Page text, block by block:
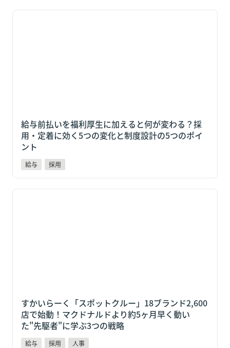
給与前払いを福利厚生に加えると何が変わる？採用・
給与前払いを福利厚生に加えると何が変わる？採
用・定着に効く5つの変化と制度設計の5つのポイ
ント
給与 採用
すかいらーく「スポットクルー」18ブランド2,600店で
すかいらーく「スポットクルー」18ブランド2,600
店で始動！マクドナルドより約5ヶ月早く動い
た"先駆者"に学ぶ3つの戦略
給与 採用 人事